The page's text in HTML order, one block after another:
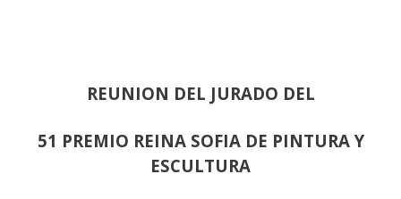
REUNION DEL JURADO DEL
51 PREMIO REINA SOFIA DE PINTURA Y
ESCULTURA